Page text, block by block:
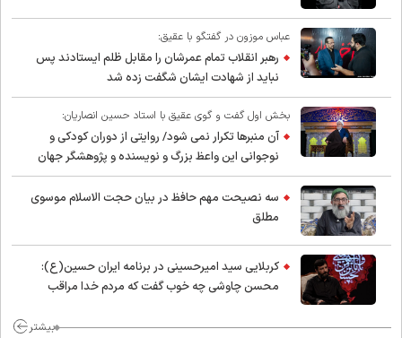
عباس موزون در گفتگو با عقیق:
رهبر انقلاب تمام عمرشان را مقابل ظلم ایستادند پس
نباید از شهادت ایشان شگفت زده شد
بخش اول گفت و گوی عقیق با استاد حسین انصاریان:
آن منبرها تکرار نمی شود/ روایتی از دوران کودکی و
نوجوانی این واعظ بزرگ و نویسنده و پژوهشگر جهان
اسلام
سه نصیحت مهم حافظ در بیان حجت الاسلام موسوی
مطلق
کربلایی سید امیر‌حسینی در برنامه ایران حسین(ع):
محسن چاوشی چه خوب گفت که مردم خدا مراقب
بیشتر